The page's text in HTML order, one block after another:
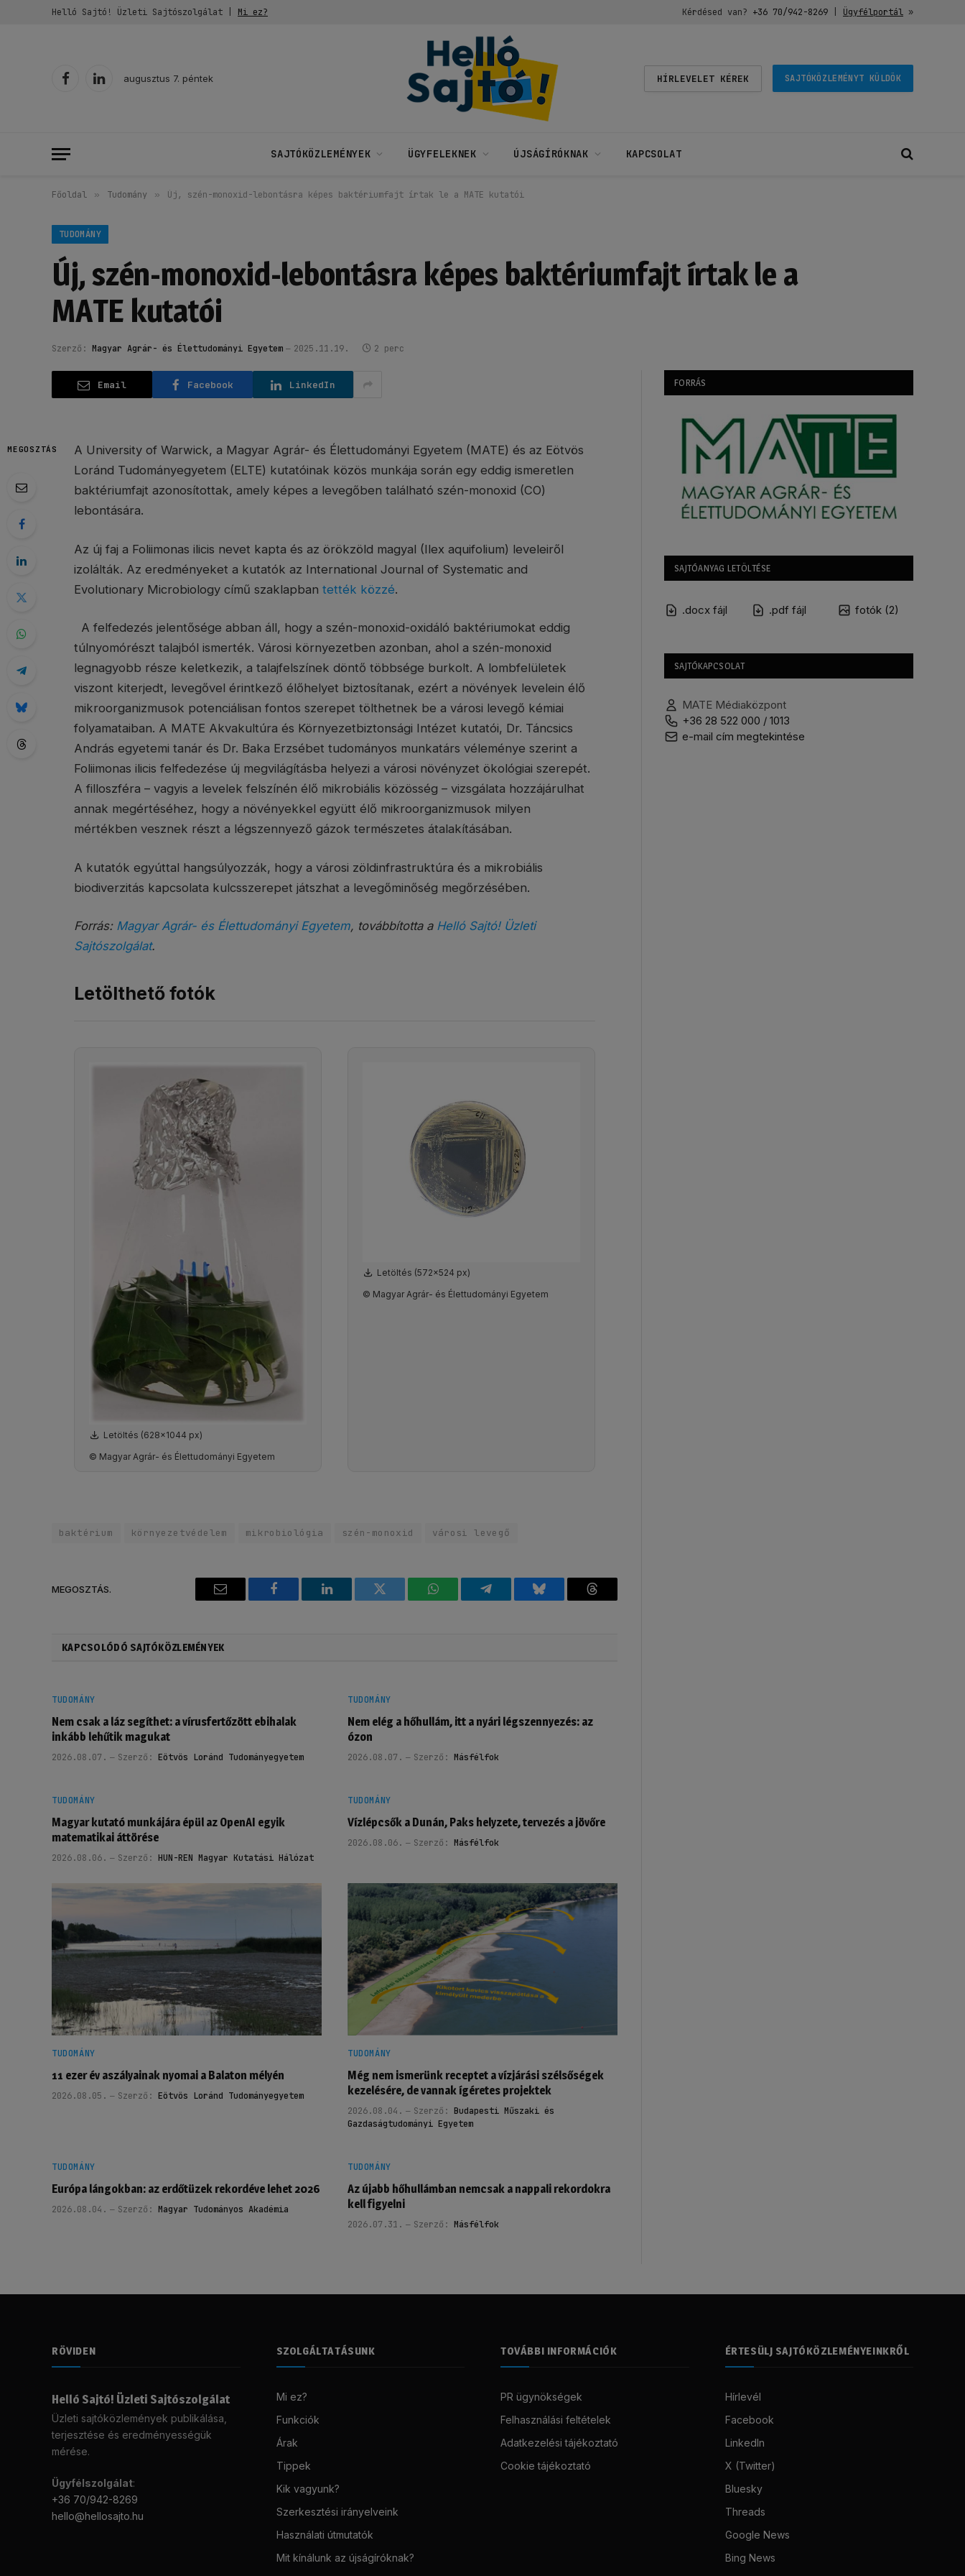
Helló Sajtó! Üzleti Sajtószolgálat | Mi ez? Kérdésed van? +36 70/942-8269| Ügyfélportál»
FacebookLinkedIn
augusztus 7. péntek HÍRLEVELET KÉREK SAJTÓKÖZLEMÉNYT KÜLDÖK
SAJTÓKÖZLEMÉNYEK ÜGYFELEKNEK ÚJSÁGÍRÓKNAK KAPCSOLAT
Főoldal » Tudomány » Új, szén-monoxid-lebontásra képes baktériumfajt írtak le a MATE kutatói
TUDOMÁNY
Új, szén-monoxid-lebontásra képes baktériumfajt írtak le a
MATE kutatói
Szerző: Magyar Agrár- és Élettudományi Egyetem 2025.11.19. 2 perc
Email Facebook LinkedIn
MEGOSZTÁS
A University of Warwick, a Magyar Agrár- és Élettudományi Egyetem (MATE) és az Eötvös
Loránd Tudományegyetem (ELTE) kutatóinak közös munkája során egy eddig ismeretlen
baktériumfajt azonosítottak, amely képes a levegőben található szén-monoxid (CO)
lebontására.
Az új faj a Foliimonas ilicis nevet kapta és az örökzöld magyal (Ilex aquifolium) leveleiről
izolálták. Az eredményeket a kutatók az International Journal of Systematic and
Evolutionary Microbiology című szaklapban tették közzé.
A felfedezés jelentősége abban áll, hogy a szén-monoxid-oxidáló baktériumokat eddig
túlnyomórészt talajból ismerték. Városi környezetben azonban, ahol a szén-monoxid
legnagyobb része keletkezik, a talajfelszínek döntő többsége burkolt. A lombfelületek
viszont kiterjedt, levegővel érintkező élőhelyet biztosítanak, ezért a növények levelein élő
mikroorganizmusok potenciálisan fontos szerepet tölthetnek be a városi levegő kémiai
folyamataiban. A MATE Akvakultúra és Környezetbiztonsági Intézet kutatói, Dr. Táncsics
András egyetemi tanár és Dr. Baka Erzsébet tudományos munkatárs véleménye szerint a
Foliimonas ilicis felfedezése új megvilágításba helyezi a városi növényzet ökológiai szerepét.
A filloszféra – vagyis a levelek felszínén élő mikrobiális közösség – vizsgálata hozzájárulhat
annak megértéséhez, hogy a növényekkel együtt élő mikroorganizmusok milyen
mértékben vesznek részt a légszennyező gázok természetes átalakításában.
A kutatók egyúttal hangsúlyozzák, hogy a városi zöldinfrastruktúra és a mikrobiális
biodiverzitás kapcsolata kulcsszerepet játszhat a levegőminőség megőrzésében.
Forrás: Magyar Agrár- és Élettudományi Egyetem, továbbította a Helló Sajtó! Üzleti
Sajtószolgálat.
Letölthető fotók
Letöltés (628x1044 px)
© Magyar Agrár- és Élettudományi Egyetem
Letöltés (572x524 px)
© Magyar Agrár- és Élettudományi Egyetem
baktérium környezetvédelem mikrobiológia szén-monoxid városi levegő
MEGOSZTÁS.
Email Facebook LinkedIn Twitter WhatsAppTelegram Bluesky Threads
KAPCSOLÓDÓ SAJTÓKÖZLEMÉNYEK
TUDOMÁNY
Nem csak a láz segíthet: a vírusfertőzött ebihalak
inkább lehűtik magukat
2026.08.07. Szerző: Eötvös Loránd Tudományegyetem
TUDOMÁNY
Nem elég a hőhullám, itt a nyári légszennyezés: az
ózon
2026.08.07. Szerző: Másfélfok
TUDOMÁNY
Magyar kutató munkájára épül az OpenAI egyik
matematikai áttörése
2026.08.06. Szerző: HUN-REN Magyar Kutatási Hálózat
TUDOMÁNY
Vízlépcsők a Dunán, Paks helyzete, tervezés a jövőre
2026.08.06. Szerző: Másfélfok
TUDOMÁNY
11 ezer év aszályainak nyomai a Balaton mélyén
2026.08.05. Szerző: Eötvös Loránd Tudományegyetem
TUDOMÁNY
Még nem ismerünk receptet a vízjárási szélsőségek
kezelésére, de vannak ígéretes projektek
2026.08.04. Szerző: Budapesti Műszaki és
Gazdaságtudományi Egyetem
TUDOMÁNY
Európa lángokban: az erdőtüzek rekordéve lehet 2026
2026.08.04. Szerző: Magyar Tudományos Akadémia
TUDOMÁNY
Az újabb hőhullámban nemcsak a nappali rekordokra
kell figyelni
2026.07.31. Szerző: Másfélfok
FORRÁS
SAJTÓANYAG LETÖLTÉSE
.docx fájl .pdf fájl fotók (2)
SAJTÓKAPCSOLAT
MATE Médiaközpont
+36 28 522 000 / 1013
e-mail cím megtekintése
RÖVIDEN
Helló Sajtó! Üzleti Sajtószolgálat
Üzleti sajtóközlemények publikálása,
terjesztése és eredményességük
mérése.
Ügyfélszolgálat:
+36 70/942-8269
hello@hellosajto.hu
SZOLGÁLTATÁSUNK
Mi ez?
Funkciók
Árak
Tippek
Kik vagyunk?
Szerkesztési irányelveink
Használati útmutatók
Mit kínálunk az újságíróknak?
TOVÁBBI INFORMÁCIÓK
PR ügynökségek
Felhasználási feltételek
Adatkezelési tájékoztató
Cookie tájékoztató
ÉRTESÜLJ SAJTÓKÖZLEMÉNYEINKRŐL
Hírlevél
Facebook
LinkedIn
X (Twitter)
Bluesky
Threads
Google News
Bing News